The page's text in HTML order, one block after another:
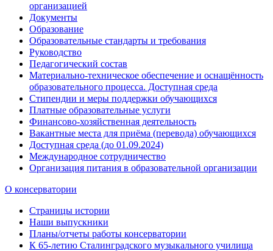
организацией
Документы
Образование
Образовательные стандарты и требования
Руководство
Педагогический состав
Материально-техническое обеспечение и оснащённость
образовательного процесса. Доступная среда
Стипендии и меры поддержки обучающихся
Платные образовательные услуги
Финансово-хозяйственная деятельность
Вакантные места для приёма (перевода) обучающихся
Доступная среда (до 01.09.2024)
Международное сотрудничество
Организация питания в образовательной организации
О консерватории
Страницы истории
Наши выпускники
Планы/отчеты работы консерватории
К 65-летию Сталинградского музыкального училища